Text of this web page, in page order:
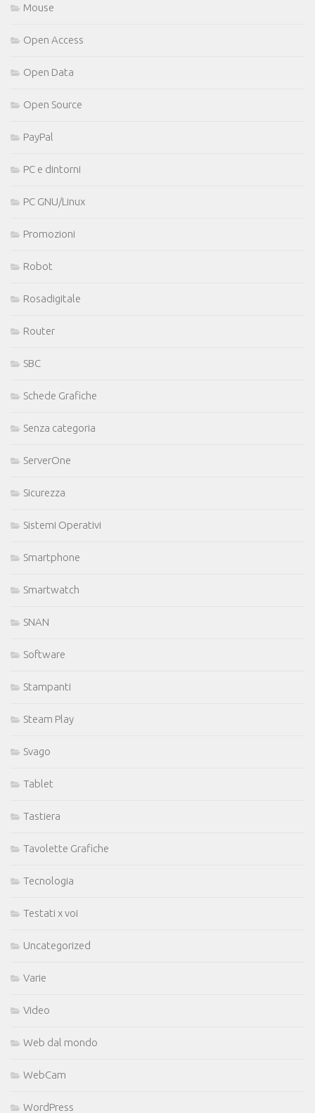
Mouse
Open Access
Open Data
Open Source
PayPal
PC e dintorni
PC GNU/Linux
Promozioni
Robot
Rosadigitale
Router
SBC
Schede Grafiche
Senza categoria
ServerOne
Sicurezza
Sistemi Operativi
Smartphone
Smartwatch
SNAN
Software
Stampanti
Steam Play
Svago
Tablet
Tastiera
Tavolette Grafiche
Tecnologia
Testati x voi
Uncategorized
Varie
Video
Web dal mondo
WebCam
WordPress